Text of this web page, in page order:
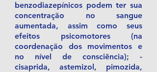
benzodiazepínicos podem ter sua
concentração no sangue
aumentada, assim como seus
efeitos psicomotores (na
coordenação dos movimentos e
no nível de consciência); -
cisaprida, astemizol, pimozida,